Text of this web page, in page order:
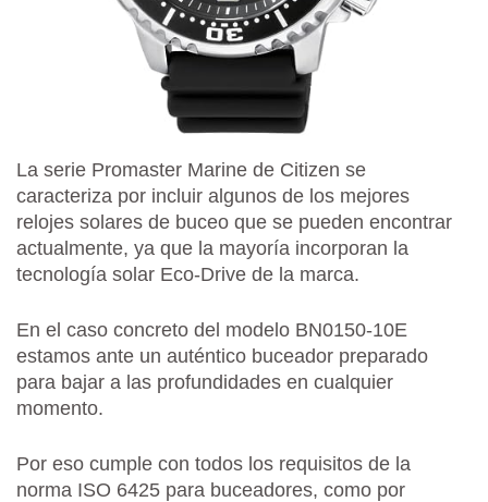
La serie Promaster Marine de Citizen se
caracteriza por incluir algunos de los mejores
relojes solares de buceo que se pueden encontrar
actualmente, ya que la mayoría incorporan la
tecnología solar Eco-Drive de la marca.
En el caso concreto del modelo BN0150-10E
estamos ante un auténtico buceador preparado
para bajar a las profundidades en cualquier
momento.
Por eso cumple con todos los requisitos de la
norma ISO 6425 para buceadores, como por